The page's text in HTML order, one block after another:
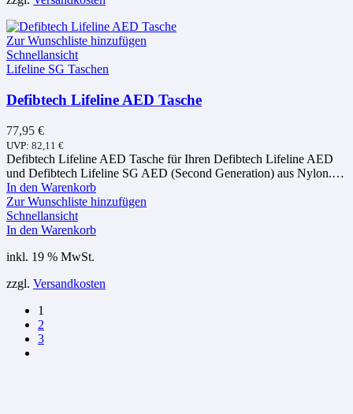
Zur Wunschliste hinzufügen
Schnellansicht
Lifeline SG Taschen
Defibtech Lifeline AED Tasche
77,95 €
UVP: 82,11 €
Defibtech Lifeline AED Tasche für Ihren Defibtech Lifeline AED
und Defibtech Lifeline SG AED (Second Generation) aus Nylon.…
In den Warenkorb
Zur Wunschliste hinzufügen
Schnellansicht
In den Warenkorb
inkl. 19 % MwSt.
zzgl. Versandkosten
1
2
3